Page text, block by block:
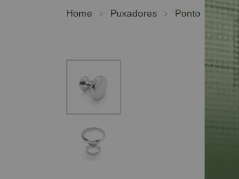
Home Puxadores Ponto